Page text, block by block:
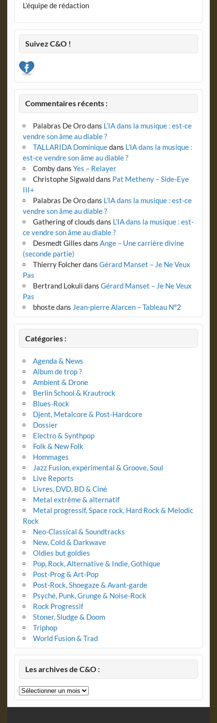
L’équipe de rédaction
Suivez C&O !
Commentaires récents :
Palabras De Orodans L’IA dans la musique : est-ce
vendre son âme au diable ?
TALLARIDA Dominiquedans L’IA dans la musique :
est-ce vendre son âme au diable ?
Combydans Yes – Relayer
Christophe Sigwalddans Pat Metheny – Side-Eye
III+
Palabras De Orodans L’IA dans la musique : est-ce
vendre son âme au diable ?
Gathering of clouds dans L’IA dans la musique : est-
ce vendre son âme au diable ?
Desmedt Gilles dans Ange – Une carrière divine
(seconde partie)
Thierry Folcherdans Gérard Manset – Je Ne Veux
Pas
Bertrand Lokuli dans Gérard Manset – Je Ne Veux
Pas
bhostedans Jean-pierre Alarcen – Tableau N°2
Catégories :
Agenda & News
Album de trop ?
Ambient & Drone
Berlin School & Krautrock
Blues-Rock
Djent, Metalcore & Post-Hardcore
Dossier
Electro & Synthpop
Folk & New Folk
Hommages
Jazz Fusion, expérimental & Groove, Soul
Live Reports
Livres, DVD, BD & Ciné
Metal extrême & alternatif
Metal progressif, Space rock, Hard Rock & Melodic
Rock
Neo-Classical & Soundtracks
New, Cold & Darkwave
Oldies but goldies
Pop, Rock, Alternative & Indie, Gothique
Post-Prog & Art-Pop
Post-Rock, Shoegaze & Avant-garde
Psyché, Punk, Grunge & Noise-Rock
Rock Progressif
Stoner, Sludge & Doom
Triphop
World Fusion & Trad
Les archives de C&O :
Les
archives